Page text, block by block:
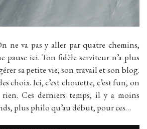
ne va pas y aller par quatre chemins,
pause ici. Ton fidèle serviteur n’a plus
sa petite vie, son travail et son blog.
choix. Ici, c’est chouette, c’est fun, on
Ces derniers temps, il y a moins
plus philo qu’au début, pour ces…